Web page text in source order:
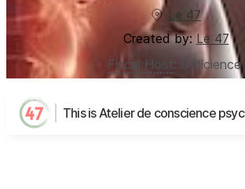
Le 47
Created by:Le 47
Fiscal Host
Officience